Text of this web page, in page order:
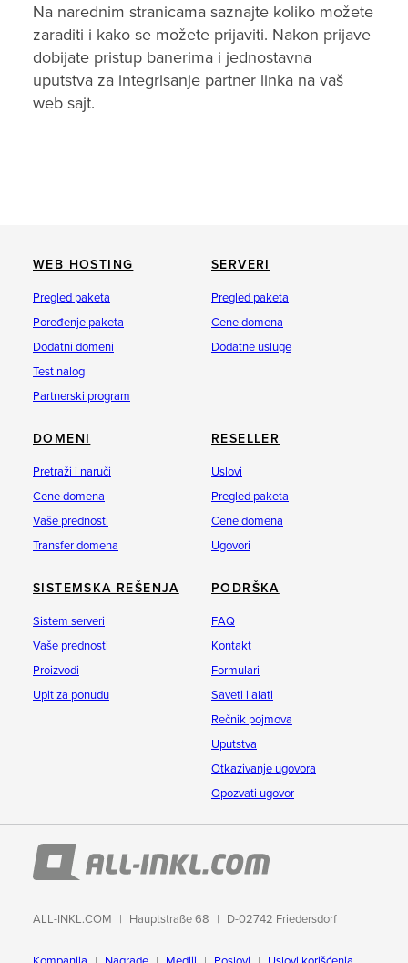
Na narednim stranicama saznajte koliko možete
zaraditi i kako se možete prijaviti. Nakon prijave
dobijate pristup banerima i jednostavna
uputstva za integrisanje partner linka na vaš
web sajt.
WEB HOSTING
Pregled paketa
Poređenje paketa
Dodatni domeni
Test nalog
Partnerski program
SERVERI
Pregled paketa
Cene domena
Dodatne usluge
DOMENI
Pretraži i naruči
Cene domena
Vaše prednosti
Transfer domena
RESELLER
Uslovi
Pregled paketa
Cene domena
Ugovori
SISTEMSKA REŠENJA
Sistem serveri
Vaše prednosti
Proizvodi
Upit za ponudu
PODRŠKA
FAQ
Kontakt
Formulari
Saveti i alati
Rečnik pojmova
Uputstva
Otkazivanje ugovora
Opozvati ugovor
ALL-INKL.COM Hauptstraße 68 D-02742 Friedersdorf